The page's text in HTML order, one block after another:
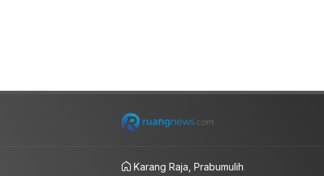
Karang Raja, Prabumulih